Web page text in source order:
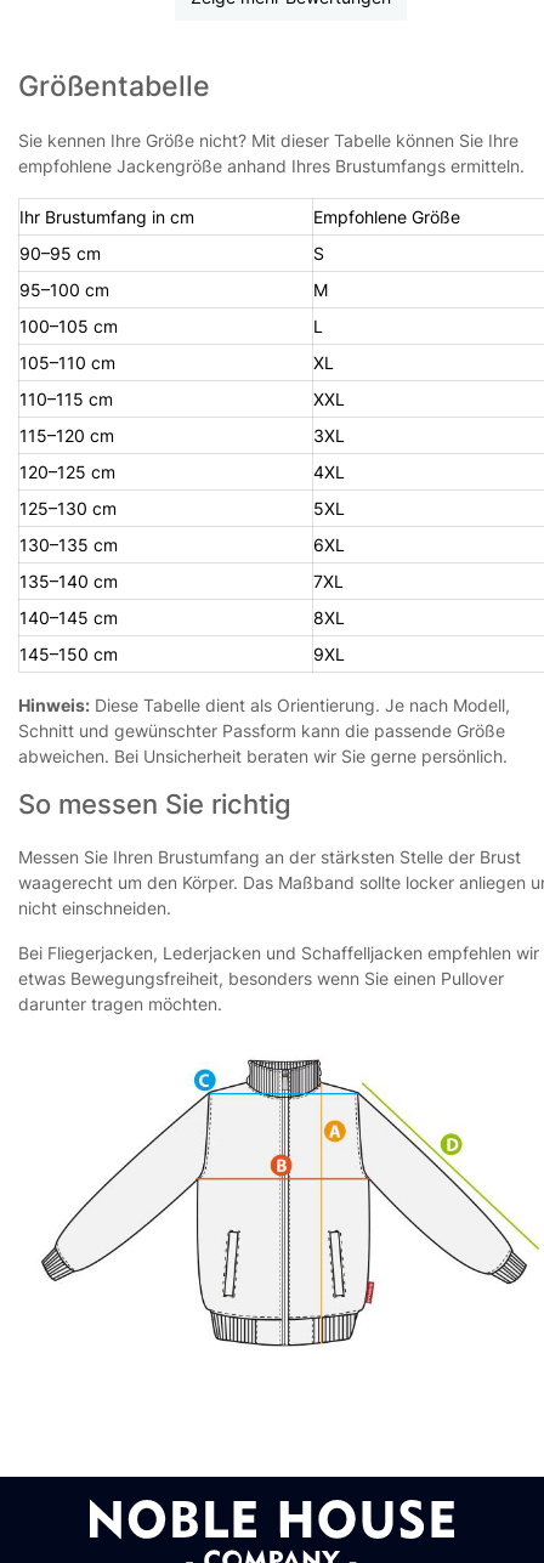
Größentabelle
Sie kennen Ihre Größe nicht? Mit dieser Tabelle können Sie Ihre
empfohlene Jackengröße anhand Ihres Brustumfangs ermitteln.
Ihr Brustumfang in cm
Empfohlene Größe
90–95 cm
S
95–100 cm
M
100–105 cm
L
105–110 cm
XL
110–115 cm
XXL
115–120 cm
3XL
120–125 cm
4XL
125–130 cm
5XL
130–135 cm
6XL
135–140 cm
7XL
140–145 cm
8XL
145–150 cm
9XL
Hinweis: Diese Tabelle dient als Orientierung. Je nach Modell,
Schnitt und gewünschter Passform kann die passende Größe
abweichen. Bei Unsicherheit beraten wir Sie gerne persönlich.
So messen Sie richtig
Messen Sie Ihren Brustumfang an der stärksten Stelle der Brust
waagerecht um den Körper. Das Maßband sollte locker anliegen
nicht einschneiden.
Bei Fliegerjacken, Lederjacken und Schaffelljacken empfehlen wir
etwas Bewegungsfreiheit, besonders wenn Sie einen Pullover
darunter tragen möchten.